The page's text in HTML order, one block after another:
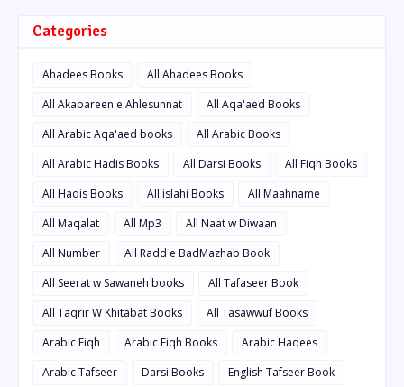
Categories
Ahadees Books
All Ahadees Books
All Akabareen e Ahlesunnat
All Aqa'aed Books
All Arabic Aqa'aed books
All Arabic Books
All Arabic Hadis Books
All Darsi Books
All Fiqh Books
All Hadis Books
All islahi Books
All Maahname
All Maqalat
All Mp3
All Naat w Diwaan
All Number
All Radd e BadMazhab Book
All Seerat w Sawaneh books
All Tafaseer Book
All Taqrir W Khitabat Books
All Tasawwuf Books
Arabic Fiqh
Arabic Fiqh Books
Arabic Hadees
Arabic Tafseer
Darsi Books English Tafseer Book